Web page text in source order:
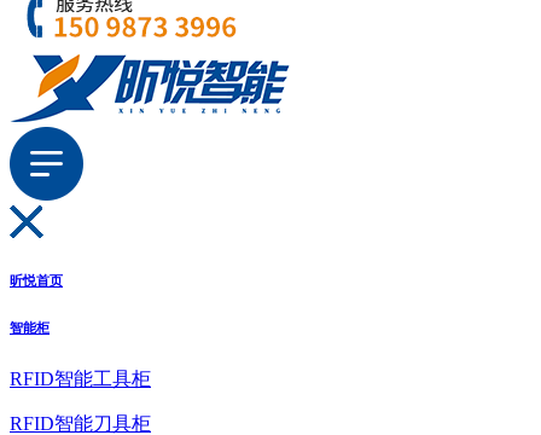
昕悦首页
智能柜
RFID智能工具柜
RFID智能刀具柜